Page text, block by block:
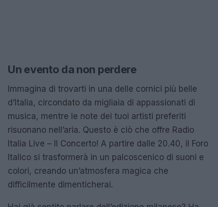
Un evento da non perdere
Immagina di trovarti in una delle cornici più belle
d’Italia, circondato da migliaia di appassionati di
musica, mentre le note dei tuoi artisti preferiti
risuonano nell’aria. Questo è ciò che offre Radio
Italia Live – Il Concerto! A partire dalle 20.40, il Foro
Italico si trasformerà in un palcoscenico di suoni e
colori, creando un’atmosfera magica che
difficilmente dimenticherai.